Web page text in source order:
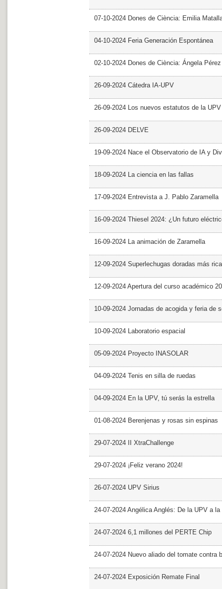
07-10-2024 Dones de Ciència: Emilia
04-10-2024 Feria Generación Espontánea
02-10-2024 Dones de Ciència: Ángela Pérez
26-09-2024 Cátedra IA-UPV
26-09-2024 Los nuevos estatutos de la
26-09-2024 DELVE
19-09-2024 Nace el Observatorio de IA y
18-09-2024 La ciencia en las fallas
17-09-2024 Entrevista a J. Pablo Zaramella
16-09-2024 Thiesel 2024: ¿Un futuro
16-09-2024 La animación de Zaramella
12-09-2024 Superlechugas doradas más
12-09-2024 Apertura del curso académico
10-09-2024 Jornadas de acogida y feria de
10-09-2024 Laboratorio espacial
05-09-2024 Proyecto INASOLAR
04-09-2024 Tenis en silla de ruedas
04-09-2024 En la UPV, tú serás la estrella
01-08-2024 Berenjenas y rosas sin espinas
29-07-2024 II XtraChallenge
29-07-2024 ¡Feliz verano 2024!
26-07-2024 UPV Sirius
24-07-2024 Angélica Anglés: De la UPV a
24-07-2024 6,1 millones del PERTE Chip
24-07-2024 Nuevo aliado del tomate contra
24-07-2024 Exposición Remate Final